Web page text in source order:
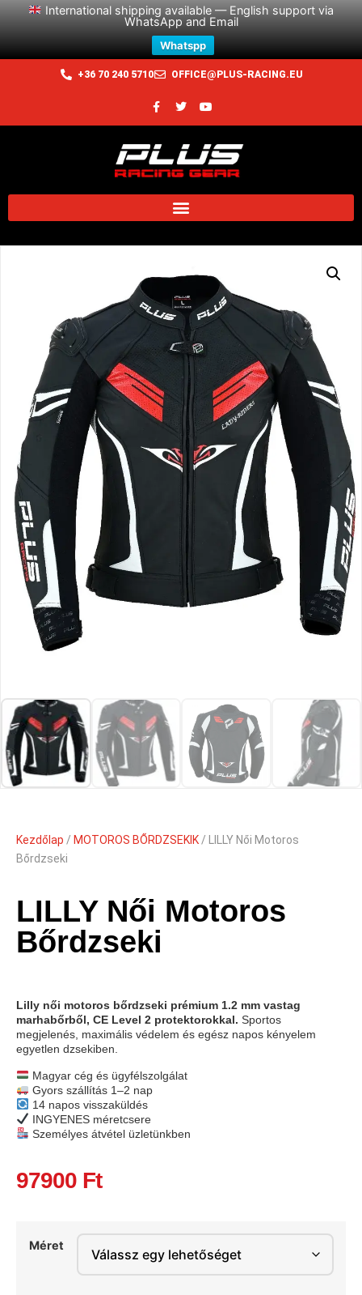
International shipping available — English support via
WhatsApp and Email
Whatspp
+36 70 240 5710 OFFICE@PLUS-RACING.EU
Kezdőlap / MOTOROS BŐRDZSEKIK/ LILLY Női Motoros
Bőrdzseki
LILLY Női Motoros
Bőrdzseki
Lilly női motoros bőrdzseki prémium 1.2 mm vastag
marhabőrből, CE Level 2 protektorokkal. Sportos
megjelenés, maximális védelem és egész napos kényelem
egyetlen dzsekiben.
Magyar cég és ügyfélszolgálat
Gyors szállítás 1–2 nap
14 napos visszaküldés
INGYENES méretcsere
Személyes átvétel üzletünkben
97900 Ft
Méret